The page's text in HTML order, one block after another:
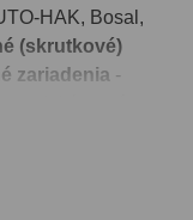
HAK, Bosal,
(skrutkové)
zariadenia -